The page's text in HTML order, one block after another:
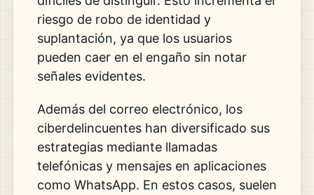
riesgo de robo de identidad y
suplantación, ya que los usuarios
pueden caer en el engaño sin notar
señales evidentes.
Además del correo electrónico, los
ciberdelincuentes han diversificado sus
estrategias mediante llamadas
telefónicas y mensajes en aplicaciones
como WhatsApp. En estos casos, suelen